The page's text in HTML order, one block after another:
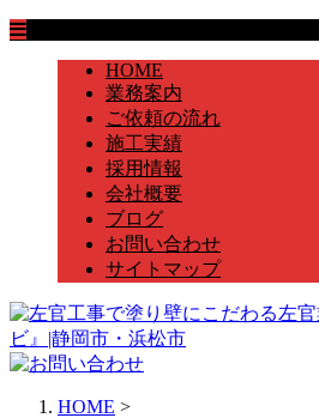
HOME
業務案内
ご依頼の流れ
施工実績
採用情報
会社概要
ブログ
お問い合わせ
サイトマップ
HOME >